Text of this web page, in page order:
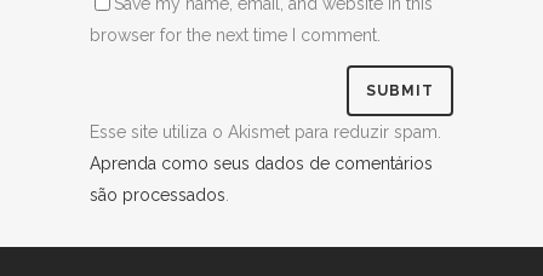
browser for the next time I comment.
Esse site utiliza o Akismet para reduzir spam.
Aprenda como seus dados de comentários
são processados